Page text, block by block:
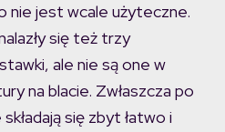
nie jest wcale użyteczne.
się też trzy
ale nie są one w
na blacie. Zwłaszcza po
się zbyt łatwo i